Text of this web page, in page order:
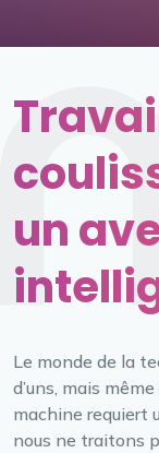
un
Le monde de la
d’uns, mais
machine requiert
nous ne traitons